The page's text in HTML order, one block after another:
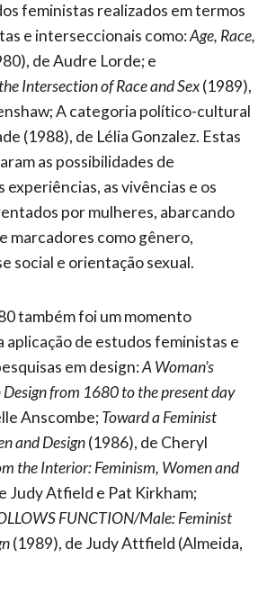
feministas realizados em termos
e interseccionais como:Age, Race,
de Audre Lorde; e
Intersection of Race and Sex(1989),
A categoria político-cultural
(1988), de Lélia Gonzalez. Estas
as possibilidades de
experiências, as vivências e os
por mulheres, abarcando
marcadores como gênero,
social e orientação sexual.
também foi um momento
de estudos feministas e
em design:A Woman’s
Design from 1680 to the present day
Anscombe;Toward a Feminist
and Design(1986), de Cheryl
the Interior: Feminism, Women and
Judy Atfield e Pat Kirkham;
FUNCTION/Male: Feminist
(1989), de Judy Attfield (Almeida,